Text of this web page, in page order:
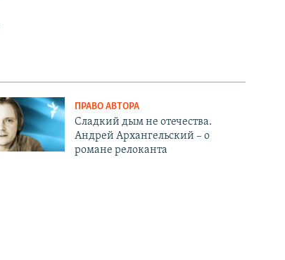
ПРАВО АВТОРА
Сладкий дым не отечества.
Андрей Архангельский – о
романе релоканта